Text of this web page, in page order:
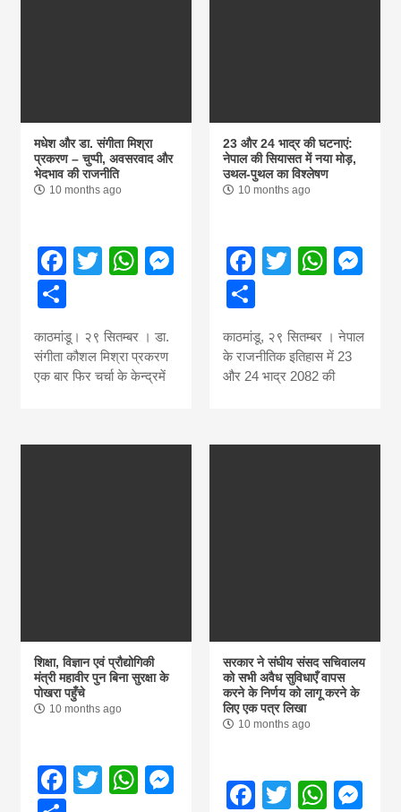
from
news,
मधेश और डा. संगीता मिश्रा
प्रकरण – चुप्पी, अवसरवाद और
भेदभाव की राजनीति
10 months ago
Facebook
TwitterWhatsApp
Messenger
काठमांडू। २९ सितम्बर । डा.
संगीता कौशल मिश्रा प्रकरण
एक बार फिर चर्चा के केन्द्रमें
23 और 24 भाद्र की घटनाएं:
नेपाल की सियासत में नया मोड़,
उथल-पुथल का विश्लेषण
10 months ago
Facebook
Twitter
काठमांडू, २९ सितम्बर । नेपाल
के राजनीतिक इतिहास में 23
और 24 भाद्र 2082 की
शिक्षा, विज्ञान एवं प्रौद्योगिकी
मंत्री महावीर पुन बिना सुरक्षा के
पोखरा पहुँचे
10 months ago
Facebook
TwitterWhatsApp
Messenger
सरकार ने संघीय संसद सचिवालय
को सभी अवैध सुविधाएँ वापस
करने के निर्णय को लागू करने के
लिए एक पत्र लिखा
10 months ago
Facebook
Twitter